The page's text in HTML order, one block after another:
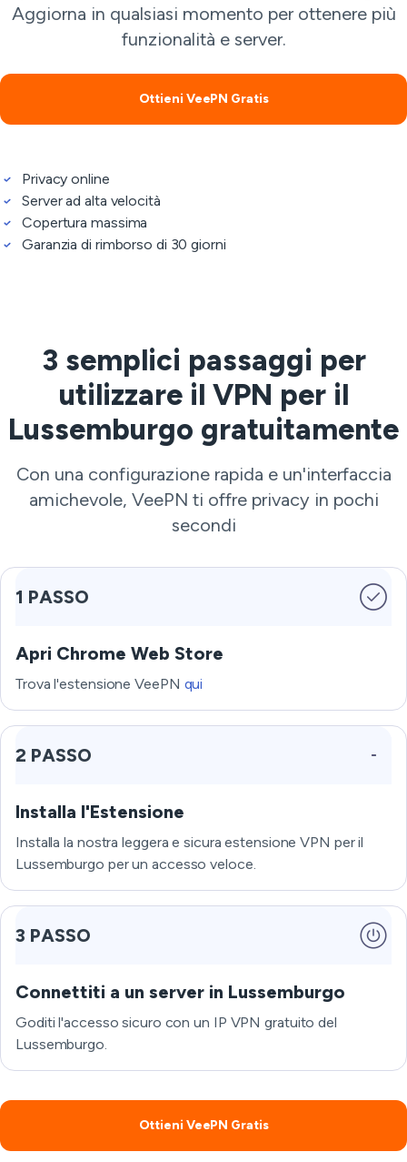
Aggiorna in qualsiasi momento per ottenere più
funzionalità e server.
Ottieni VeePN Gratis
Privacy online
Server ad alta velocità
Copertura massima
Garanzia di rimborso di 30 giorni
3 semplici passaggi per
utilizzare il VPN per il
Lussemburgo gratuitamente
Con una configurazione rapida e un'interfaccia
amichevole, VeePN ti offre privacy in pochi
secondi
1 PASSO
Apri Chrome Web Store
Trova l'estensione VeePN qui
2 PASSO
Installa l'Estensione
Installa la nostra leggera e sicura estensione VPN per il
Lussemburgo per un accesso veloce.
3 PASSO
Connettiti a un server in Lussemburgo
Goditi l'accesso sicuro con un IP VPN gratuito del
Lussemburgo.
Ottieni VeePN Gratis